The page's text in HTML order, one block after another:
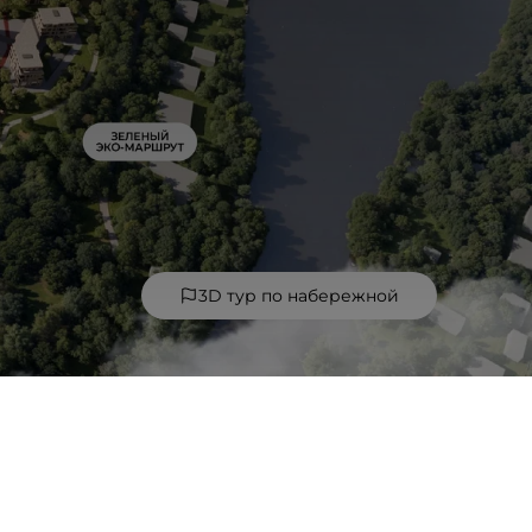
3D тур по набережной